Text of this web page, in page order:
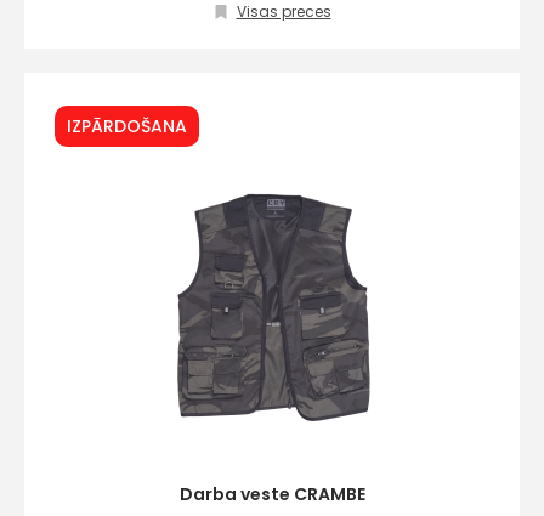
Visas preces
IZPĀRDOŠANA
Darba veste CRAMBE